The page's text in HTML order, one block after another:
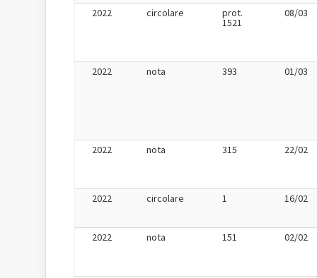
2022 circolare prot.
1521
08/03
2022 nota 393 01/03
2022 nota 315 22/02
2022 circolare 1 16/02
2022 nota 151 02/02